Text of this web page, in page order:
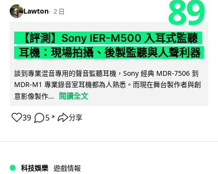
Lawton 2 日 89
【評測】Sony IER-M500 入耳式監聽
耳機：現場拍攝、後製監聽與人聲利器
談到專業混音專用的聲音監聽耳機，Sony 經典 MDR-7506 到
MDR-M1 專業錄音室耳機都為人熟悉。而現在舞台製作者與創
意影像製作...
閱讀全文
39 5 ↗ 分享
科技娛樂 遊戲情報